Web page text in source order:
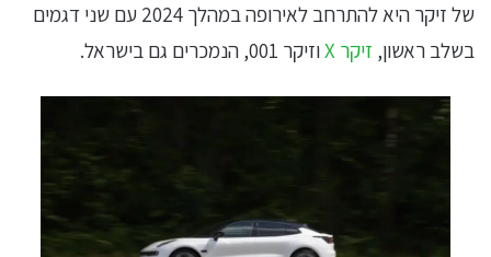
של זיקר היא להתרחב לאירופה במהלך 2024 עם שני דגמים
בשלב ראשון, זיקר X וזיקר 001, הנמכרים גם בישראל.